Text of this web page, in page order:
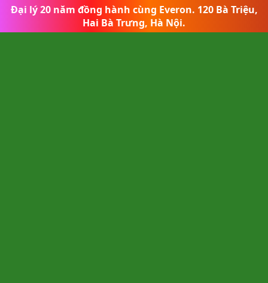
Đại lý 20 năm đồng hành cùng Everon. 120 Bà Triệu,
Hai Bà Trưng, Hà Nội.